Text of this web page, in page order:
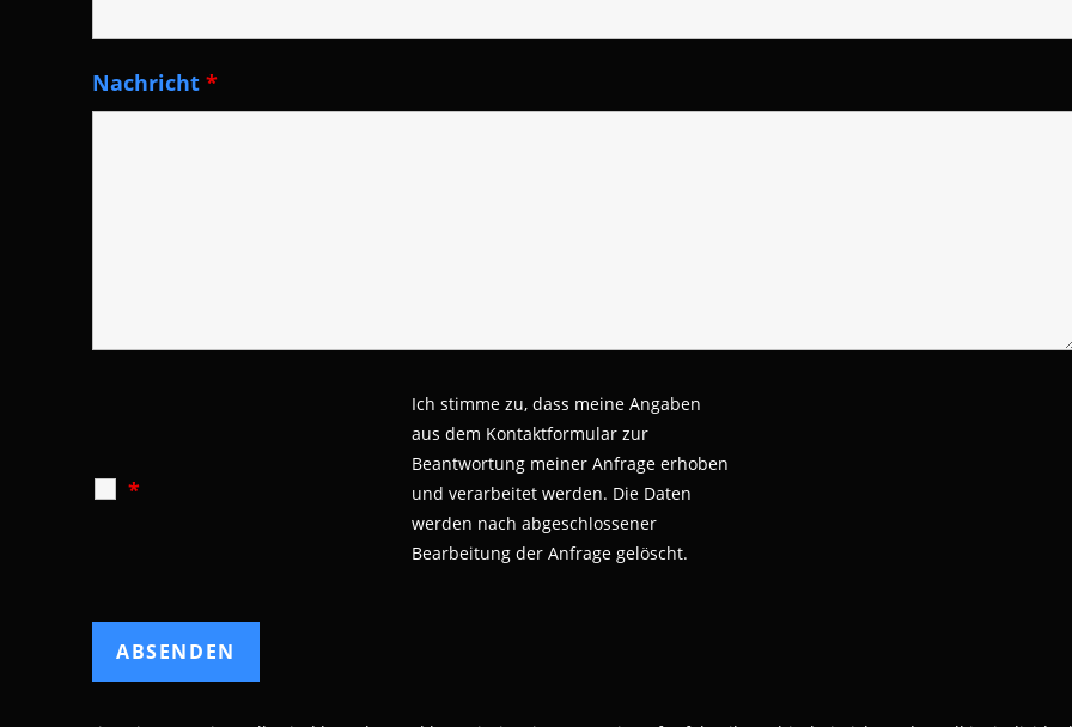
Nachricht *
*
Ich stimme zu, dass meine Angaben
aus dem Kontaktformular zur
Beantwortung meiner Anfrage erhoben
und verarbeitet werden. Die Daten
werden nach abgeschlossener
Bearbeitung der Anfrage gelöscht.